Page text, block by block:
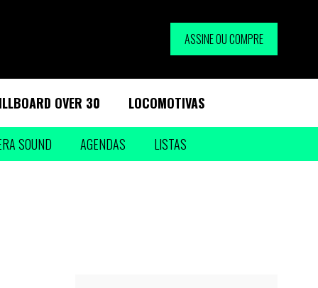
ASSINE OU COMPRE
OVER 30 LOCOMOTIVAS
SOUND AGENDAS LISTAS